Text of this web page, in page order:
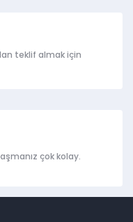
teklif almak için
çok kolay.